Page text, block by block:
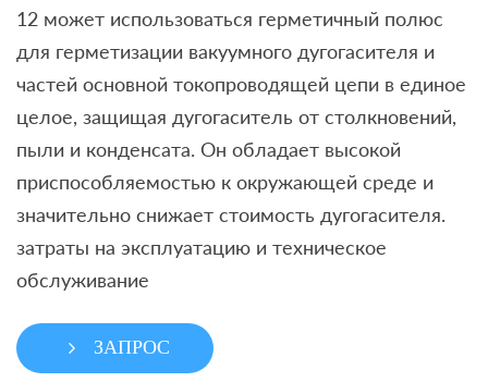
12 может использоваться герметичный полюс
для герметизации вакуумного дугогасителя и
частей основной токопроводящей цепи в единое
целое, защищая дугогаситель от столкновений,
пыли и конденсата. Он обладает высокой
приспособляемостью к окружающей среде и
значительно снижает стоимость дугогасителя.
затраты на эксплуатацию и техническое
обслуживание
ЗАПРОС